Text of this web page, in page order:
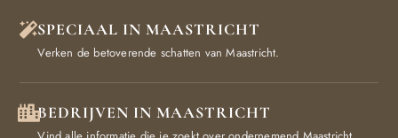
SPECIAAL IN MAASTRICHT
Verken de betoverende schatten van Maastricht.
BEDRIJVEN IN MAASTRICHT